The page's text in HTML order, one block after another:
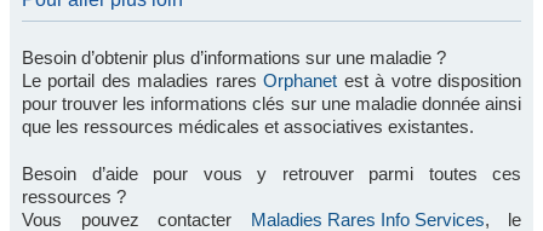
Besoin d’obtenir plus d’informations sur une maladie ?
Le portail des maladies raresOrphanet est à votre disposition
pour trouver les informations clés sur une maladie donnée ainsi
que les ressources médicales et associatives existantes.
Besoin d’aide pour vous y retrouver parmi toutes ces
ressources ?
Vous pouvez contacter Maladies Rares Info Services, le